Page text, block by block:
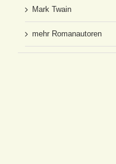
Mark Twain
mehr Romanautoren